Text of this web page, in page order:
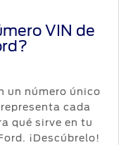
VIN de
un número único
cada
qué sirve en tu
¡Descúbrelo!